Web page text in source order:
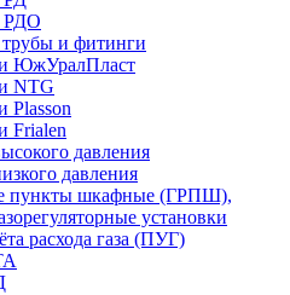
РДО
и фитинги
ЮжУралПласт
NTG
Plasson
Frialen
давления
давления
пункты шкафные (ГРПШ),
установки
расхода газа (ПУГ)